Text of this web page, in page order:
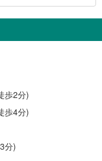
歩2分)
歩4分)
分)